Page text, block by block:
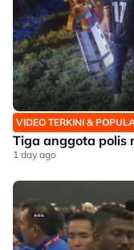
VIDEO TERKINI &
Tiga anggota polis
1 day ago